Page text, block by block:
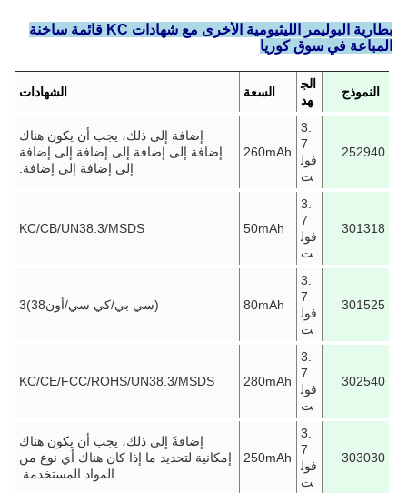
بطارية البوليمر الليثيومية الأخرى مع شهادات KC قائمة ساخنة
المباعة في سوق كوريا
النموذج
الج
هد
السعة الشهادات
252940
3.
7
فول
ت
260mAh
إضافة إلى ذلك، يجب أن يكون هناك
إضافة إلى إضافة إلى إضافة إلى إضافة
إلى إضافة إلى إضافة.
301318
3.
7
فول
ت
50mAh
KC/CB/UN38.3/MSDS
301525
3.
7
فول
ت
80mAh (سي بي/كي سي/أون38)3
302540
3.
7
فول
ت
280mAh
KC/CE/FCC/ROHS/UN38.3/MSDS
303030
3.
7
فول
ت
250mAh
إضافةً إلى ذلك، يجب أن يكون هناك
إمكانية لتحديد ما إذا كان هناك أي نوع من
المواد المستخدمة.